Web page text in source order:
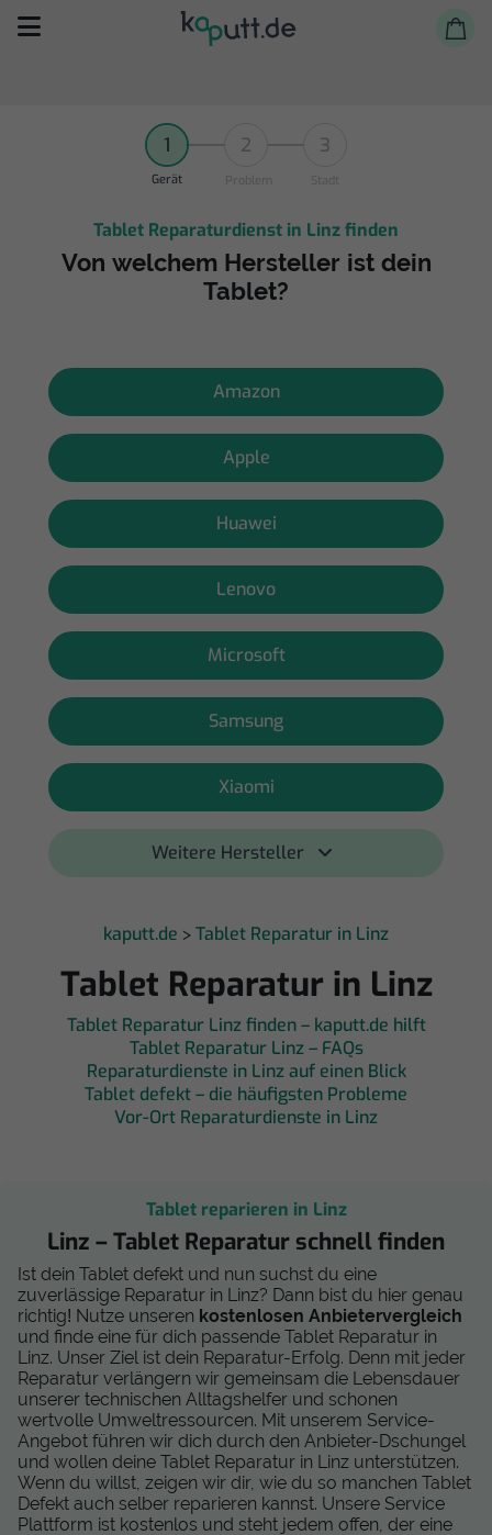
Selbst reparieren
Reparieren lassen
Shop
1
Gerät
2
Problem
3
Tablet Reparaturdienst in Linz finden
Von welchem Hersteller ist dein
Tablet?
Amazon
Apple
Huawei
Lenovo
Microsoft
Samsung
Xiaomi
Weitere Hersteller
kaputt.de > Tablet Reparatur in Linz
Tablet Reparatur in Linz
Tablet Reparatur Linz finden – kaputt.de hilft
Tablet Reparatur Linz – FAQs
Reparaturdienste in Linz auf einen Blick
Tablet defekt – die häufigsten Probleme
Vor-Ort Reparaturdienste in Linz
Tablet reparieren in Linz
Linz – Tablet Reparatur schnell finden
Ist dein Tablet defekt und nun suchst du eine
zuverlässige Reparatur in Linz? Dann bist du hier genau
richtig! Nutze unseren kostenlosen Anbietervergleich
und finde eine für dich passende Tablet Reparatur in
Linz. Unser Ziel ist dein Reparatur-Erfolg. Denn mit jeder
Reparatur verlängern wir gemeinsam die Lebensdauer
unserer technischen Alltagshelfer und schonen
wertvolle Umweltressourcen. Mit unserem Service-
Angebot führen wir dich durch den Anbieter-Dschungel
und wollen deine Tablet Reparatur in Linz unterstützen.
Wenn du willst, zeigen wir dir, wie du so manchen Tablet
Defekt auch selber reparieren kannst. Unsere Service
Plattform ist kostenlos und steht jedem offen, der eine